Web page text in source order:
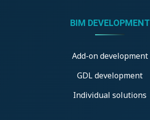
BIM DEVELOPMENT
Add-on development
GDL development
Individual solutions